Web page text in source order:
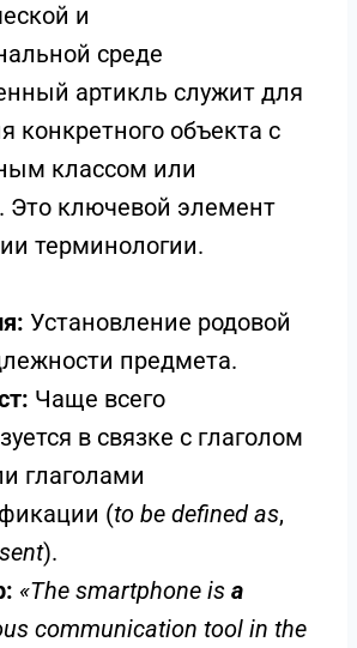
и
среде
артикль служит для
конкретного объекта с
классом или
Это ключевой элемент
терминологии.
Установление родовой
предмета.
Чаще всего
в связке с глаголом
глаголами
(to be defined as,
).
«The smartphone is a
communication tool in the